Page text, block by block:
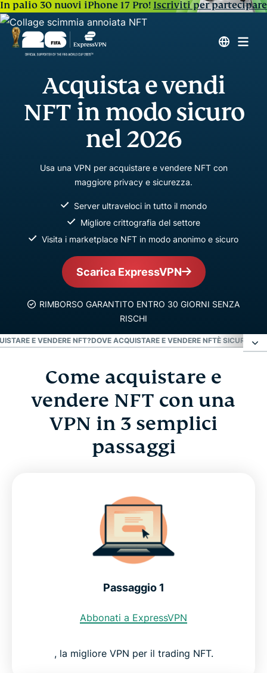
In palio 30 nuovi iPhone 17 Pro! Iscriviti per partecipare
Acquista e vendi
NFT in modo sicuro
nel 2026
Usa una VPN per acquistare e vendere NFT con
maggiore privacy e sicurezza.
Server ultraveloci in tutto il mondo
Migliore crittografia del settore
Visita i marketplace NFT in modo anonimo e sicuro
Scarica ExpressVPN
RIMBORSO GARANTITO ENTRO 30 GIORNI SENZA
RISCHI
E VENDERE NFT?DOVE ACQUISTARE E VENDERE NFTÈ SICURO
Come acquistare e vendere NFT con una VPN in
3 semplici passaggi
Perché acquistare NFT?
Dove acquistare e vendere NFT
È sicuro scambiare NFT?
Come acquistare e
vendere NFT con una
VPN in 3 semplici
passaggi
Passaggio 1
Abbonati a ExpressVPN
, la migliore VPN per il trading NFT.